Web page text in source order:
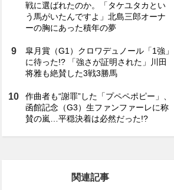
戦に選ばれたのか。「タケユタカとい
う馬がいたんですよ」北島三郎オーナ
ーの胸にあった積年の夢
皐月賞（G1）クロワデュノール「1強」
に待った!? 「強さが証明された」川田
将雅も絶賛した3戦3勝馬
作曲者も“謝罪”した「プペペポピー」、
函館記念（G3）生ファンファーレに称
賛の嵐…平穏決着は必然だった!?
関連記事